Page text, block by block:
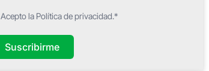
Acepto la Política de privacidad.*
Suscribirme